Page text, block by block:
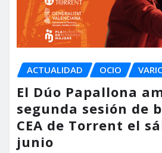
ACTUALIDAD OCIO
El Dúo Papallona
segunda sesión de
CEA de Torrent el
junio